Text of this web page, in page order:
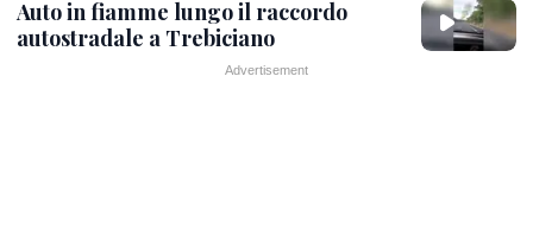
Auto in fiamme lungo il raccordo
autostradale a Trebiciano